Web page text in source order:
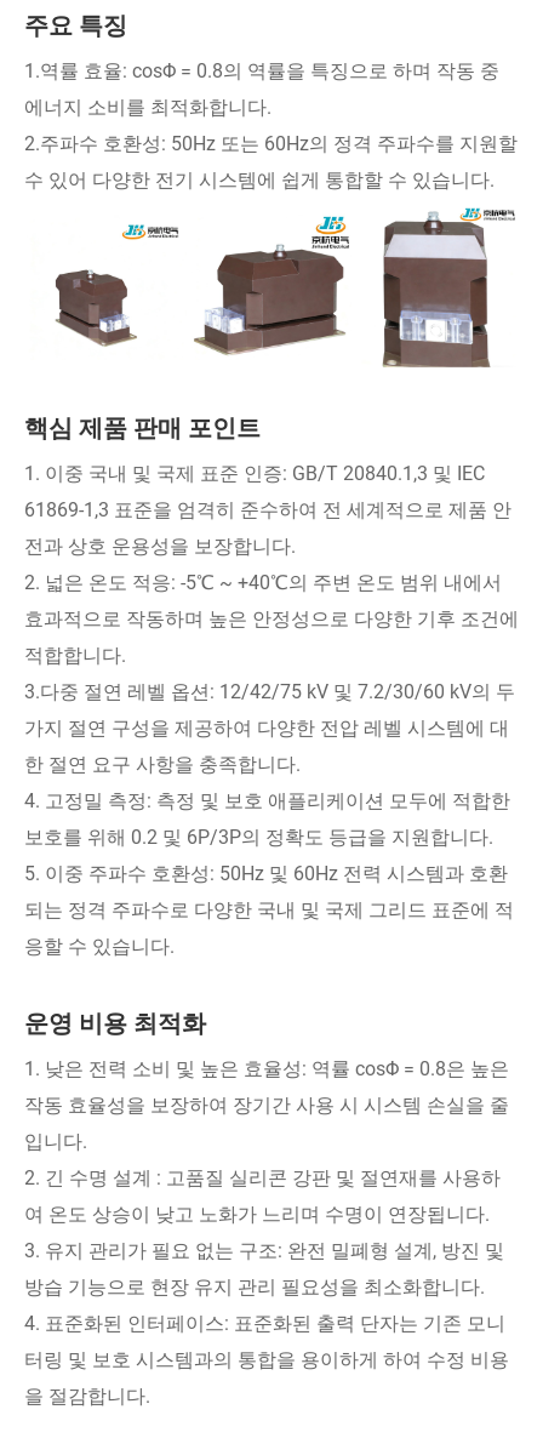
주요 특징
1.역률 효율: cosΦ = 0.8의 역률을 특징으로 하며 작동 중
에너지 소비를 최적화합니다.
2.주파수 호환성: 50Hz 또는 60Hz의 정격 주파수를 지원할
수 있어 다양한 전기 시스템에 쉽게 통합할 수 있습니다.
핵심 제품 판매 포인트
1. 이중 국내 및 국제 표준 인증: GB/T 20840.1,3 및 IEC
61869-1,3 표준을 엄격히 준수하여 전 세계적으로 제품 안
전과 상호 운용성을 보장합니다.
2. 넓은 온도 적응: -5℃ ~ +40℃의 주변 온도 범위 내에서
효과적으로 작동하며 높은 안정성으로 다양한 기후 조건에
적합합니다.
3.다중 절연 레벨 옵션: 12/42/75 kV 및 7.2/30/60 kV의 두
가지 절연 구성을 제공하여 다양한 전압 레벨 시스템에 대
한 절연 요구 사항을 충족합니다.
4. 고정밀 측정: 측정 및 보호 애플리케이션 모두에 적합한
보호를 위해 0.2 및 6P/3P의 정확도 등급을 지원합니다.
5. 이중 주파수 호환성: 50Hz 및 60Hz 전력 시스템과 호환
되는 정격 주파수로 다양한 국내 및 국제 그리드 표준에 적
응할 수 있습니다.
운영 비용 최적화
1. 낮은 전력 소비 및 높은 효율성: 역률 cosΦ = 0.8은 높은
작동 효율성을 보장하여 장기간 사용 시 시스템 손실을 줄
입니다.
2. 긴 수명 설계 : 고품질 실리콘 강판 및 절연재를 사용하
여 온도 상승이 낮고 노화가 느리며 수명이 연장됩니다.
3. 유지 관리가 필요 없는 구조: 완전 밀폐형 설계, 방진 및
방습 기능으로 현장 유지 관리 필요성을 최소화합니다.
4. 표준화된 인터페이스: 표준화된 출력 단자는 기존 모니
터링 및 보호 시스템과의 통합을 용이하게 하여 수정 비용
을 절감합니다.